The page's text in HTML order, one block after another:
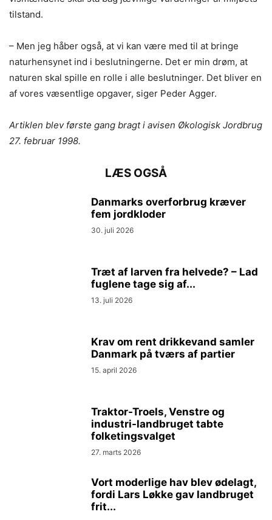
tilstand.
– Men jeg håber også, at vi kan være med til at bringe
naturhensynet ind i beslutningerne. Det er min drøm, at
naturen skal spille en rolle i alle beslutninger. Det bliver en
af vores væsentlige opgaver, siger Peder Agger.
Artiklen blev første gang bragt i avisen Økologisk Jordbrug
27. februar 1998.
LÆS OGSÅ
Danmarks overforbrug kræver
fem jordkloder
30. juli 2026
Træt af larven fra helvede? – Lad
fuglene tage sig af...
13. juli 2026
Krav om rent drikkevand samler
Danmark på tværs af partier
15. april 2026
Traktor-Troels, Venstre og
industri-landbruget tabte
folketingsvalget
27. marts 2026
Vort moderlige hav blev ødelagt,
fordi Lars Løkke gav landbruget
frit...